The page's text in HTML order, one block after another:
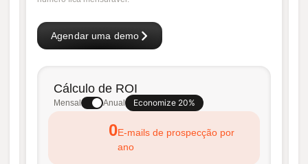
Cálculo de ROI
Mensal Anual Economize 20%
0E-mails de prospecção por
ano
Agendar uma demo